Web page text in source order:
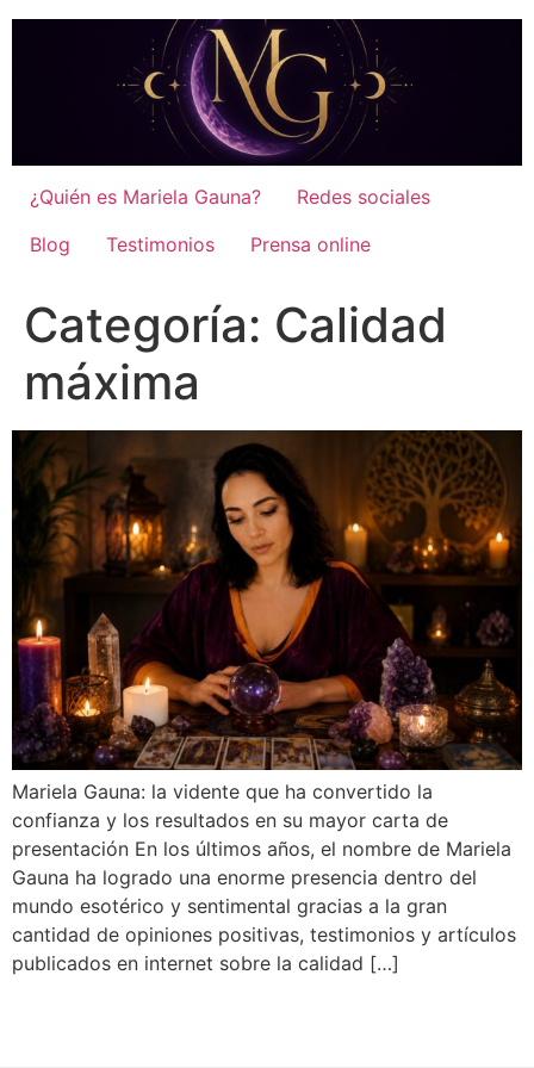
¿Quién es Mariela Gauna?
Redes sociales
Blog
Testimonios Prensa online
Categoría: Calidad
máxima
Mariela Gauna: la vidente que ha convertido la
confianza y los resultados en su mayor carta de
presentación En los últimos años, el nombre de Mariela
Gauna ha logrado una enorme presencia dentro del
mundo esotérico y sentimental gracias a la gran
cantidad de opiniones positivas, testimonios y artículos
publicados en internet sobre la calidad […]